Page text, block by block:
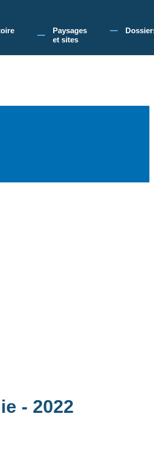
acceptez l'utilisation de cookies pour vous
Paysages
et sites
- 2022